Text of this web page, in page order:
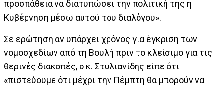
προσπάθεια να διατυπώσει την πολιτική της η
Κυβέρνηση μέσω αυτού του διαλόγου».
Σε ερώτηση αν υπάρχει χρόνος για έγκριση των
νομοσχεδίων από τη Βουλή πριν το κλείσιμο για τις
θερινές διακοπές, ο κ. Στυλιανίδης είπε ότι
«πιστεύουμε ότι μέχρι την Πέμπτη θα μπορούν να